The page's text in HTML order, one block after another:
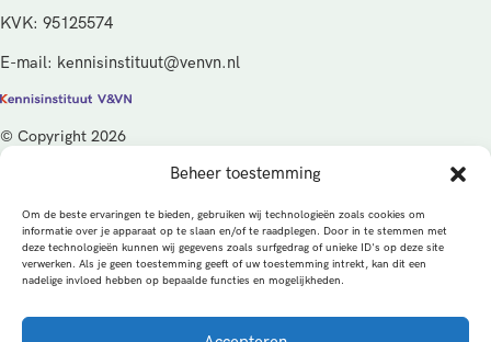
Beheer toestemming
Om de beste ervaringen te bieden, gebruiken wij technologieën zoals cookies om
informatie over je apparaat op te slaan en/of te raadplegen. Door in te stemmen met
deze technologieën kunnen wij gegevens zoals surfgedrag of unieke ID's op deze site
verwerken. Als je geen toestemming geeft of uw toestemming intrekt, kan dit een
nadelige invloed hebben op bepaalde functies en mogelijkheden.
KVK: 95125574
E-mail: kennisinstituut@venvn.nl
© Copyright 2026
De activiteiten van het Kennisinstituut V&VN worden gefinancierd
vanuit de kwaliteitsgelden van het ministerie van Volksgezondheid,
Welzijn en Sport (VWS), beheerd door ZonMw.
PrivacybeleidCookiesAlgemene voorwaarden